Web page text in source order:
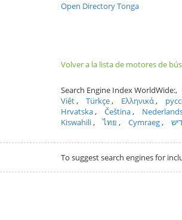
Open Directory Tonga
Volver a la lista de motores de
Search Engine Index WorldWide:
Việt
Türkçe Ελληνικά
Hrvatska
Čeština
Kiswahili
ไทย Cymraeg
To suggest search engines for